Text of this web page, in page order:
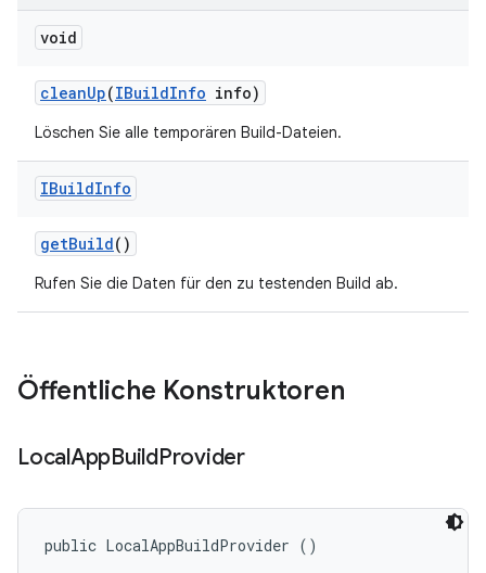
void
cleanUp(IBuildInfo info)
Löschen Sie alle temporären Build-Dateien.
IBuildInfo
getBuild()
Rufen Sie die Daten für den zu testenden Build ab.
Öffentliche Konstruktoren
LocalAppBuildProvider
public LocalAppBuildProvider ()